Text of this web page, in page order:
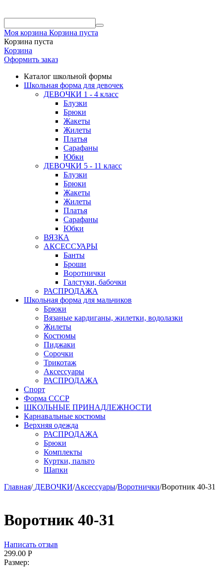
Моя корзина Корзина пуста
Корзина пуста
Корзина
Оформить заказ
Каталог школьной формы
Школьная форма для девочек
ДЕВОЧКИ 1 - 4 класс
Блузки
Брюки
Жакеты
Жилеты
Платья
Сарафаны
Юбки
ДЕВОЧКИ 5 - 11 класс
Блузки
Брюки
Жакеты
Жилеты
Платья
Сарафаны
Юбки
ВЯЗКА
АКСЕССУАРЫ
Банты
Броши
Воротнички
Галстуки, бабочки
РАСПРОДАЖА
Школьная форма для мальчиков
Брюки
Вязаные кардиганы, жилетки, водолазки
Жилеты
Костюмы
Пиджаки
Сорочки
Трикотаж
Аксессуары
РАСПРОДАЖА
Спорт
Форма СССР
ШКОЛЬНЫЕ ПРИНАДЛЕЖНОСТИ
Карнавальные костюмы
Верхняя одежда
РАСПРОДАЖА
Брюки
Комплекты
Куртки, пальто
Шапки
Главная/ДЕВОЧКИ/Аксессуары/Воротнички/Воротник 40-31
Воротник 40-31
Написать отзыв
299.00 Р
Размер: